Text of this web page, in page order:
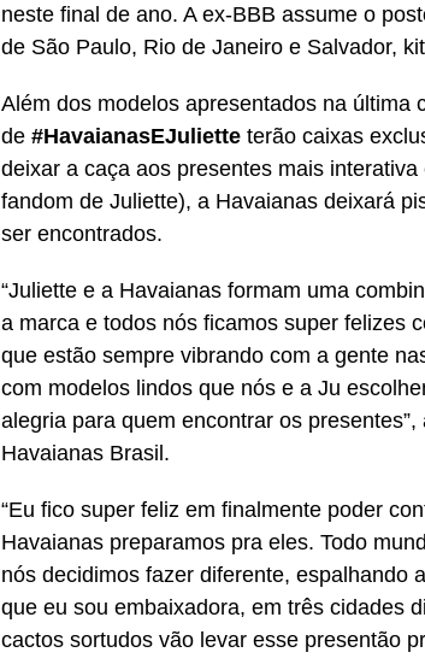
neste final de ano. A ex-BBB assume o
de São Paulo, Rio de Janeiro e Salvador,
Além dos modelos apresentados na última
de #HavaianasEJuliette terão caixas
deixar a caça aos presentes mais
fandom de Juliette), a Havaianas deixará
ser encontrados.
“Juliette e a Havaianas formam uma
a marca e todos nós ficamos super felizes
que estão sempre vibrando com a gente
com modelos lindos que nós e a Ju
alegria para quem encontrar os
Havaianas Brasil.
“Eu fico super feliz em finalmente poder
Havaianas preparamos pra eles. Todo
nós decidimos fazer diferente, espalhando
que eu sou embaixadora, em três cidades
cactos sortudos vão levar esse presentão